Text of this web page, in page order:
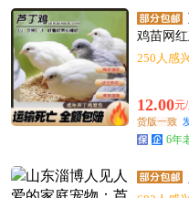
附近郑**老板23小时前成功采购
附近阳**老板19分钟前成功采购
附近吴**老板47分钟前看了商品
佛山市彭**老板28分钟前看了商品
附近蔡**老板53分钟前获取了报价
佛山市曹**老板7小时前看了商品
鸡苗网
250人感
12.00元
货版一致
6年